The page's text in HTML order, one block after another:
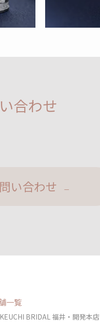
合わせ
い合わせ
一覧
BRIDAL 福井・開発本店